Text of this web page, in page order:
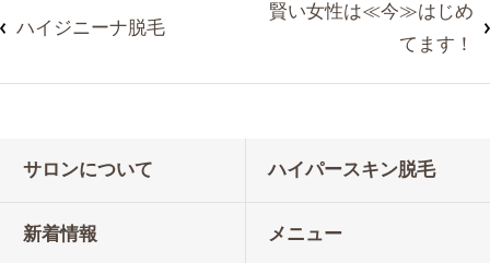
ハイジニーナ脱毛
賢い女性は≪今≫はじめ
てます！
サロンについて ハイパースキン脱毛
新着情報 メニュー